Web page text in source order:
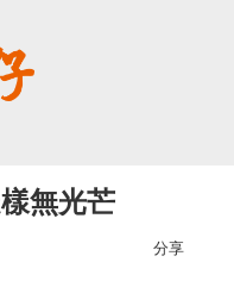
無光芒
分享